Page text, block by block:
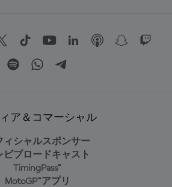
ア＆コマーシャル
ィシャルスポンサー
ビブロードキャスト
TimingPass™
MotoGP™アプリ